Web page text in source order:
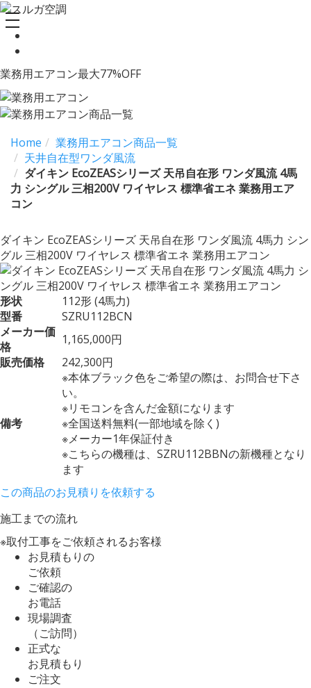
toggle
navigation
業務用エアコン最大77%OFF
Home
業務用エアコン商品一覧
天井自在型ワンダ風流
ダイキン EcoZEASシリーズ 天吊自在形 ワンダ風流 4馬
力 シングル 三相200V ワイヤレス 標準省エネ 業務用エア
コン
ダイキン EcoZEASシリーズ 天吊自在形 ワンダ風流 4馬力 シン
グル 三相200V ワイヤレス 標準省エネ 業務用エアコン
形状
112形 (4馬力)
型番
SZRU112BCN
メーカー価
格
1,165,000円
販売価格
242,300円
備考
※本体ブラック色をご希望の際は、お問合せ下さ
い。
※リモコンを含んだ金額になります
※全国送料無料(一部地域を除く)
※メーカー1年保証付き
※こちらの機種は、SZRU112BBNの新機種となり
ます
この商品のお見積りを依頼する
施工までの流れ
※取付工事をご依頼されるお客様
お見積もりの
ご依頼
ご確認の
お電話
現場調査
（ご訪問）
正式な
お見積もり
ご注文